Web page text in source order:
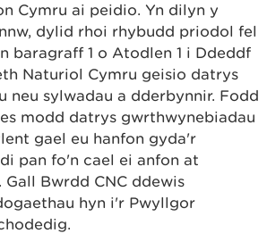
Cymru ai peidio. Yn dilyn y
dylid rhoi rhybudd priodol fel
baragraff 1 o Atodlen 1 i Ddeddf
Naturiol Cymru geisio datrys
neu sylwadau a dderbynnir. Fodd
modd datrys gwrthwynebiadau
gael eu hanfon gyda'r
pan fo'n cael ei anfon at
Bwrdd CNC ddewis
hyn i'r Pwyllgor